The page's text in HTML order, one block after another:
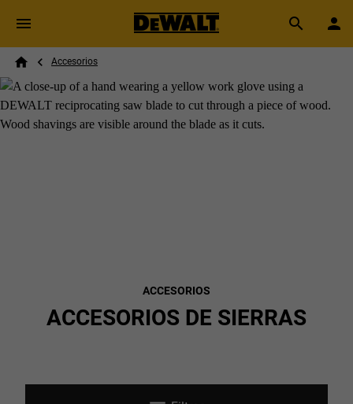
Skip to main content
Search
Breadcrumb
Accesorios
ACCESORIOS
ACCESORIOS DE SIERRAS